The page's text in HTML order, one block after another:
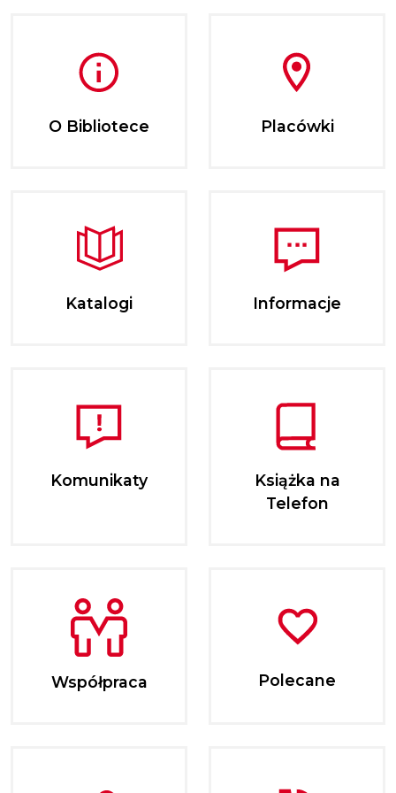
O Bibliotece Placówki
Katalogi Informacje
Komunikaty
Książka na
Telefon
Współpraca Polecane